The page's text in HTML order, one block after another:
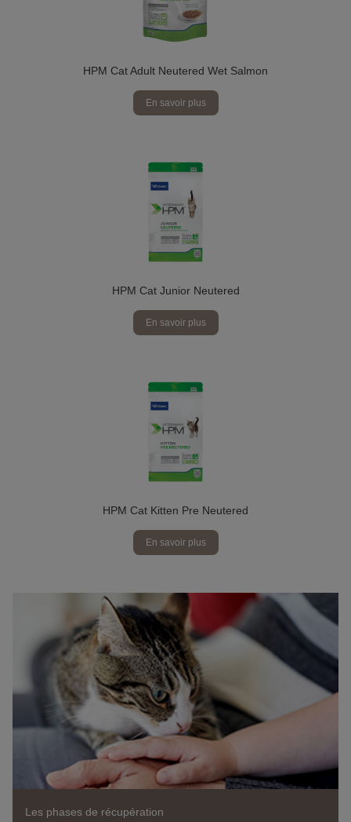
HPM Cat Adult Neutered Wet Salmon
En savoir plus
HPM Cat Junior Neutered
En savoir plus
HPM Cat Kitten Pre Neutered
En savoir plus
Les phases de récupération